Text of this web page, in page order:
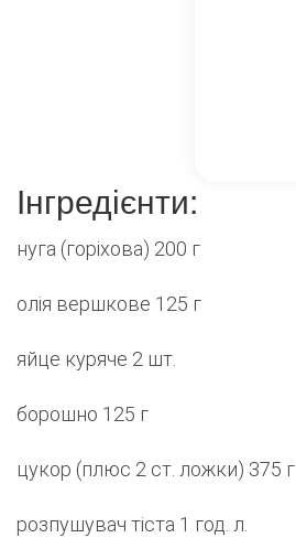
Інгредієнти:
нуга (горіхова) 200 г
олія вершкове 125 г
яйце куряче 2 шт.
борошно 125 г
цукор (плюс 2 ст. ложки) 375 г
розпушувач тіста 1 год. л.